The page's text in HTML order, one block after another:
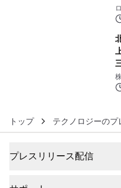
トップ テクノロジーの
プレスリリース配信